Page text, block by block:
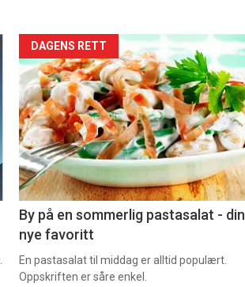
Forsiden
akkurat
nå
-
5
DAGENS RETT
By på en sommerlig pastasalat - din
nye favoritt
En pastasalat til middag er alltid populært.
Oppskriften er såre enkel.